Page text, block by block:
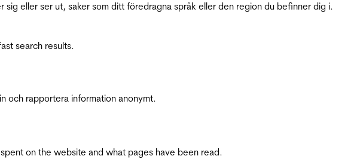
eller ser ut, saker som ditt föredragna språk eller den region du befinner dig i.
search results.
och rapportera information anonymt.
on the website and what pages have been read.